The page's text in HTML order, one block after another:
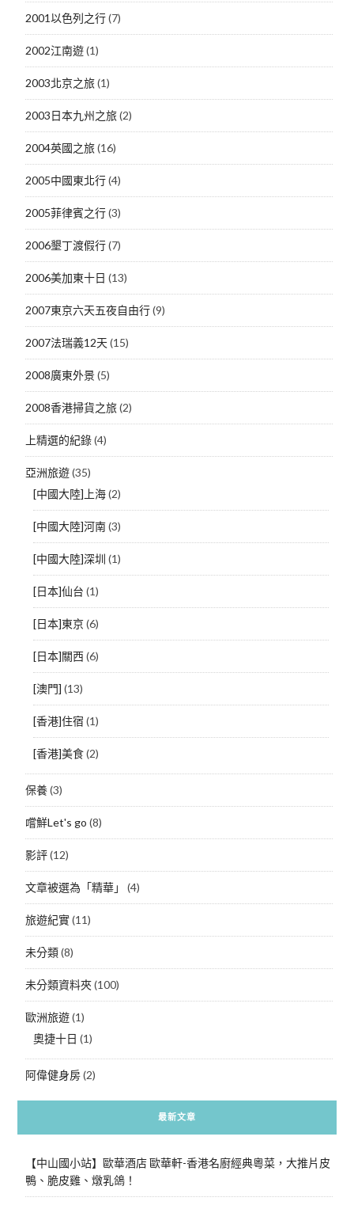
2001以色列之行(7)
2002江南遊(1)
2003北京之旅(1)
2003日本九州之旅(2)
2004英國之旅(16)
2005中國東北行(4)
2005菲律賓之行(3)
2006墾丁渡假行(7)
2006美加東十日 (13)
2007東京六天五夜自由行(9)
2007法瑞義12天(15)
2008廣東外景(5)
2008香港掃貨之旅(2)
上精選的紀錄(4)
亞洲旅遊(35)
[中國大陸]上海(2)
[中國大陸]河南(3)
[中國大陸]深圳 (1)
[日本]仙台 (1)
[日本]東京(6)
[日本]關西(6)
[澳門] (13)
[香港]住宿 (1)
[香港]美食(2)
保養(3)
嚐鮮Let's go (8)
影評(12)
文章被選為「精華」 (4)
旅遊紀實(11)
未分類(8)
未分類資料夾(100)
歐洲旅遊(1)
奧捷十日 (1)
阿偉健身房(2)
最新文章
【中山國小站】歐華酒店 歐華軒-香港名廚經典粵菜，大推片皮
鴨、脆皮雞、燉乳鴿！